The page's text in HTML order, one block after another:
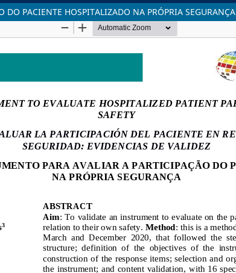
PACIENTE HOSPITALIZADO NA PRÓPRIA SEGURANÇA